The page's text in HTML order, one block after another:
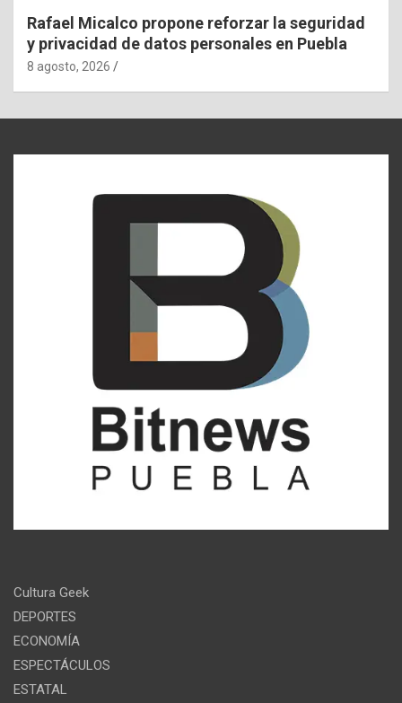
Rafael Micalco propone reforzar la seguridad
y privacidad de datos personales en Puebla
8 agosto, 2026
Cultura Geek
DEPORTES
ECONOMÍA
ESPECTÁCULOS
ESTATAL